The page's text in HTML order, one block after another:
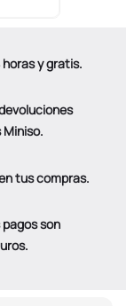
y gratis.
tus compras.
son